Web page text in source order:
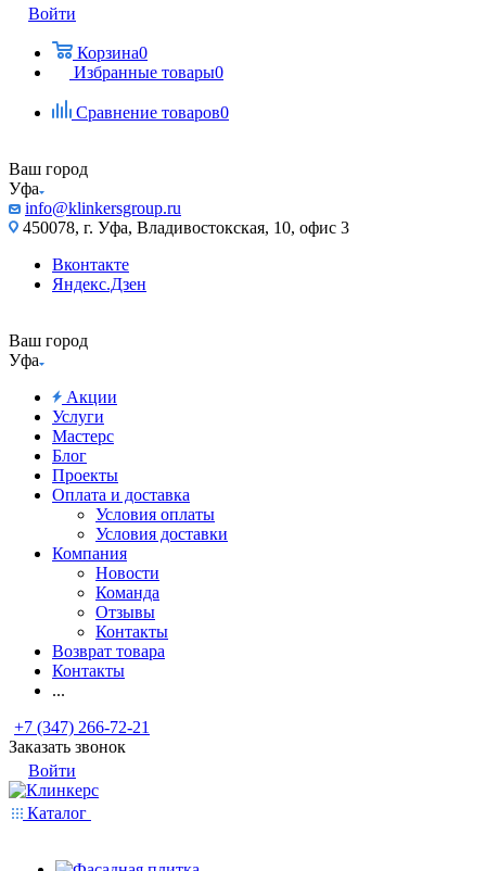
Войти
Корзина0
Избранные товары0
Сравнение товаров0
Ваш город
Уфа
info@klinkersgroup.ru
450078, г. Уфа, Владивостокская, 10, офис 3
Вконтакте
Яндекс.Дзен
Ваш город
Уфа
Акции
Услуги
Мастерс
Блог
Проекты
Оплата и доставка
Условия оплаты
Условия доставки
Компания
Новости
Команда
Отзывы
Контакты
Возврат товара
Контакты
...
+7 (347) 266-72-21
Заказать звонок
Войти
Каталог